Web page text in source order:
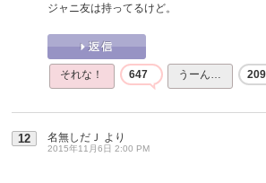
ジャニ友は持ってるけど。
それな！ 647 うーん… 209
12 名無しだＪ より
2015年11月6日 2:00 PM